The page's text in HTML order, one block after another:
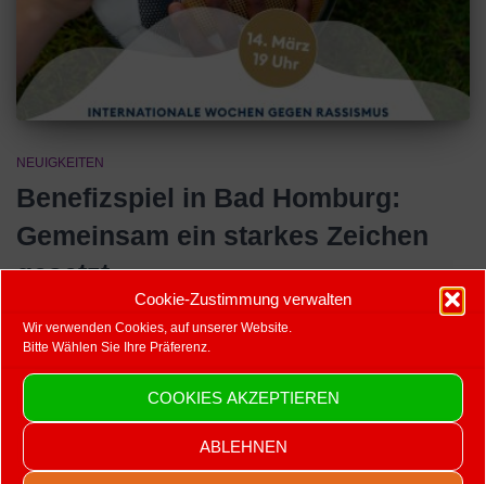
Cookie-Zustimmung verwalten
Wir verwenden Cookies, auf unserer Website.
Bitte Wählen Sie Ihre Präferenz.
COOKIES AKZEPTIEREN
ABLEHNEN
NEUIGKEITEN
Benefizspiel in Bad Homburg:
Gemeinsam ein starkes Zeichen
gesetzt
Quelle: Taunus Zeitung vom 16.03.2023 Am Wiesenborn traf eine
Auswahl Bad Homburger Fußballer in einem Benefizspiel auf den
Einsatz. Bad Homburg -Andreas Möller war als Fußballer überaus
erfolgreich, mehr als die Welt- und Europameisterschaft, den
Weltpokal, die Champions League, den
VonRedaktion, vor3 Jahren